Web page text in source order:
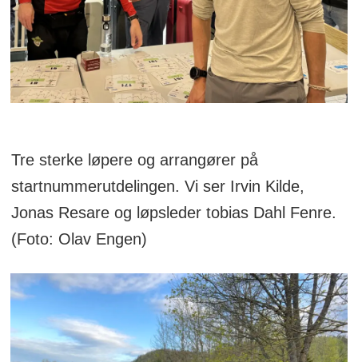
Tre sterke løpere og arrangører på
startnummerutdelingen. Vi ser Irvin Kilde,
Jonas Resare og løpsleder tobias Dahl Fenre.
(Foto: Olav Engen)